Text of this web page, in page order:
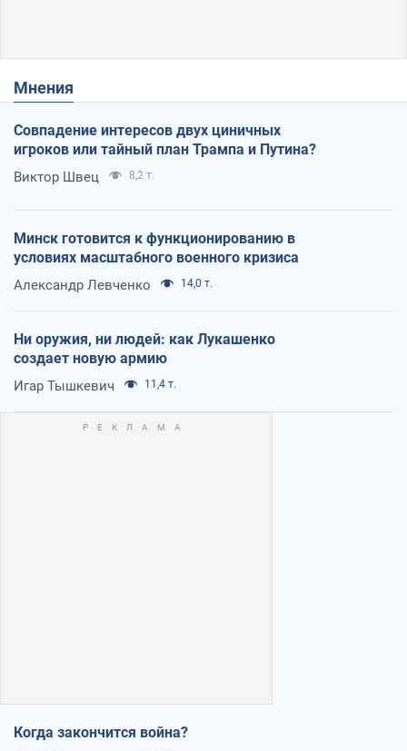
Мнения
Совпадение интересов двух циничных
игроков или тайный план Трампа и Путина?
Виктор Швец 8,2 т.
Минск готовится к функционированию в
условиях масштабного военного кризиса
Александр Левченко 14,0 т.
Ни оружия, ни людей: как Лукашенко
создает новую армию
Игар Тышкевич 11,4 т.
Когда закончится война?